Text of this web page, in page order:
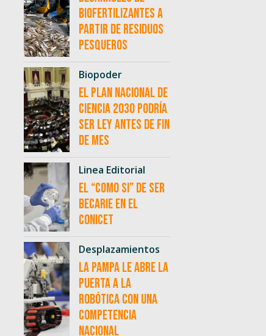
biofertilizantes a
partir de residuos
pesqueros
Biopoder
El Plan Nacional de
Ciencia 2030 podría
ser ley antes de fin
de mes
Linea Editorial
El “como si” de ser
becarie en el
CONICET
Desplazamientos
La Pampa le abre la
puerta a la
robótica con una
competencia
nacional